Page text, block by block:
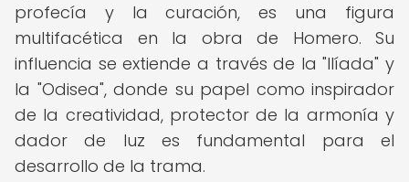
profecía y la curación, es una figura
multifacética en la obra de Homero. Su
influencia se extiende a través de la "Ilíada" y
la "Odisea", donde su papel como inspirador
de la creatividad, protector de la armonía y
dador de luz es fundamental para el
desarrollo de la trama.